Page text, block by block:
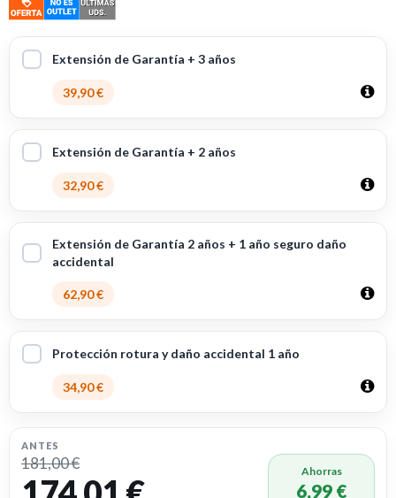
Extensión de Garantía + 3 años
39,90 €
Extensión de Garantía + 2 años
32,90 €
Extensión de Garantía 2 años + 1 año seguro daño
accidental
62,90 €
Protección rotura y daño accidental 1 año
34,90 €
ANTES
181,00 € Ahorras
6,99 €